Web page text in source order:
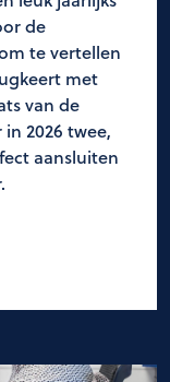
de
te vertellen
met
van de
2026 twee,
aansluiten